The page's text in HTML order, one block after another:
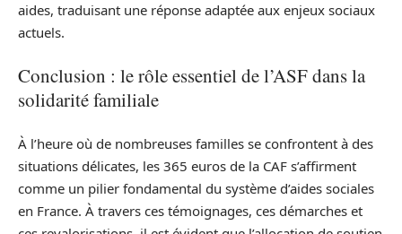
aides, traduisant une réponse adaptée aux enjeux sociaux
actuels.
Conclusion : le rôle essentiel de l’ASF dans la
solidarité familiale
À l’heure où de nombreuses familles se confrontent à des
situations délicates, les 365 euros de la CAF s’affirment
comme un pilier fondamental du système d’aides sociales
en France. À travers ces témoignages, ces démarches et